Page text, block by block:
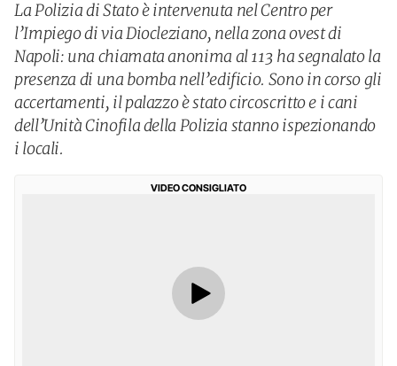
La Polizia di Stato è intervenuta nel Centro per
l’Impiego di via Diocleziano, nella zona ovest di
Napoli: una chiamata anonima al 113 ha segnalato la
presenza di una bomba nell’edificio. Sono in corso gli
accertamenti, il palazzo è stato circoscritto e i cani
dell’Unità Cinofila della Polizia stanno ispezionando
i locali.
VIDEO CONSIGLIATO